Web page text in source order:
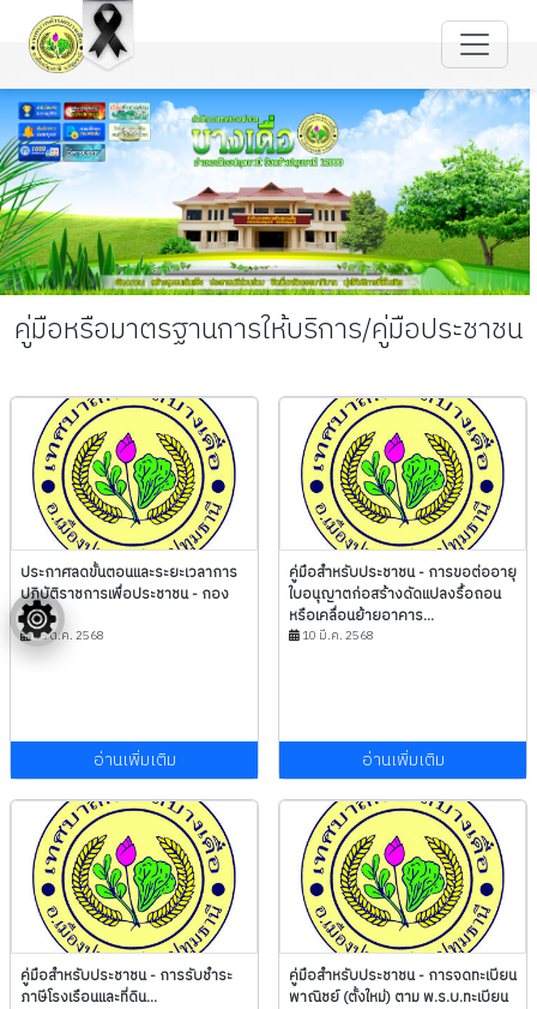
คู่มือหรือมาตรฐานการให้บริการ/คู่มือประชาชน
ประกาศลดขั้นตอนและระยะเวลาการ
ปฏิบัติราชการเพื่อประชาชน - กอง
คลัง...
15 ต.ค. 2568
อ่านเพิ่มเติม
คู่มือสำหรับประชาชน - การขอต่ออายุ
ใบอนุญาตก่อสร้างดัดแปลงรื้อถอน
หรือเคลื่อนย้ายอาคาร...
10 มี.ค. 2568
อ่านเพิ่มเติม
คู่มือสำหรับประชาชน - การรับชำระ
ภาษีโรงเรือนและที่ดิน...
คู่มือสำหรับประชาชน - การจดทะเบียน
พาณิชย์ (ตั้งใหม่) ตาม พ.ร.บ.ทะเบียน